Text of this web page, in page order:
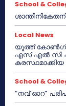
School &
Local News
യൂത്ത്
എസ് എൽ സി
കരസ്ഥമാക്കിയ
School &
“നവ് ഓറ”